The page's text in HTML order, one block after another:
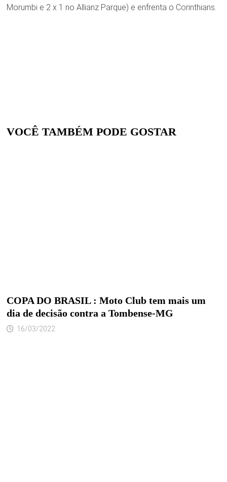
Morumbi e 2 x 1 no Allianz Parque) e enfrenta o Corinthians.
VOCÊ TAMBÉM PODE GOSTAR
COPA DO BRASIL : Moto Club tem mais um
dia de decisão contra a Tombense-MG
16/03/2022